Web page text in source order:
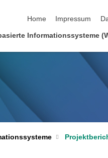
Home
Impressum
Informationssysteme